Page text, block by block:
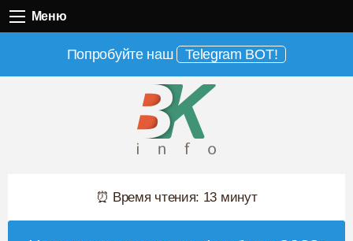
Меню
Попробуйте наш Telegram BOT!
⏰ Время чтения: 13 минут